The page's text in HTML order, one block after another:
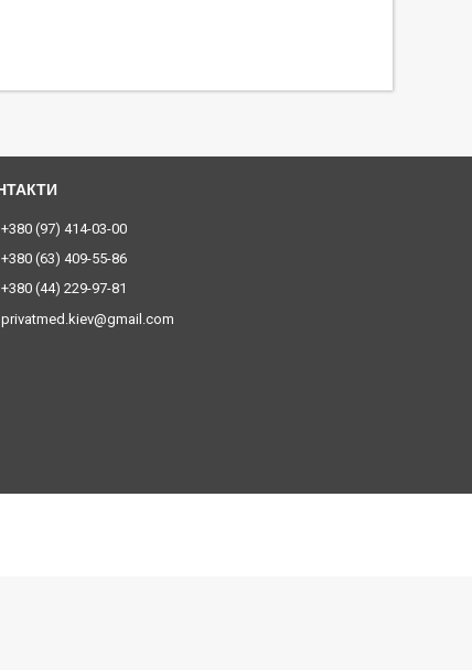
+380 (97) 414-03-00
+380 (63) 409-55-86
+380 (44) 229-97-81
privatmed.kiev@gmail.com